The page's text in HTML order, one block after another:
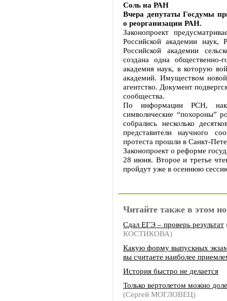
Соль на РАН
Вчера депутаты Госдумы
о реорганизации РАН.
Законопроект
Российской академии наук,
Российской академии
создана одна общественно-
академия наук, в которую
академий. Имуществом новой
агентство. Документ
сообщества.
По информации РСН,
символические “похороны”
собрались несколько
представители научного
протеста прошли в Санкт-
Законопроект о реформе
28 июня. Второе и третье
пройдут уже в осеннюю
Читайте также в этом
Сдал ЕГЭ – проверь результат
КОСТИКОВА)
Какую форму выпускных
вы считаете наиболее
История быстро не делается
Только вертолетом можно
(Сергей МОГЛОВЕЦ)